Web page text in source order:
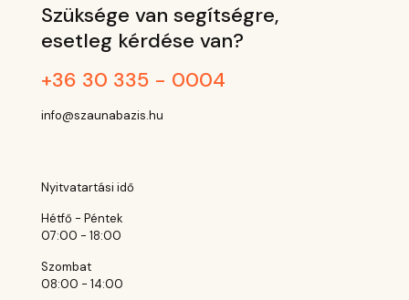
Szüksége van segítségre,
esetleg kérdése van?
+36 30 335 - 0004
info@szaunabazis.hu
Nyitvatartási idő
Hétfő - Péntek
07:00 - 18:00
Szombat
08:00 - 14:00